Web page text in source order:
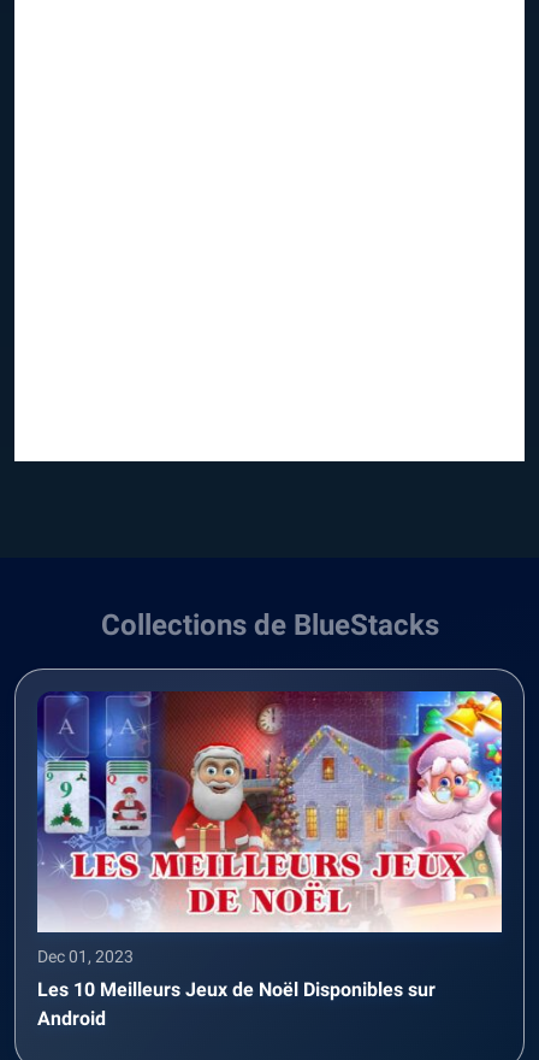
Collections de BlueStacks
Dec 01, 2023
Les 10 Meilleurs Jeux de Noël Disponibles sur
Android